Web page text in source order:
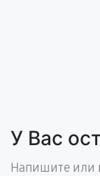
У Вас
Напишите или